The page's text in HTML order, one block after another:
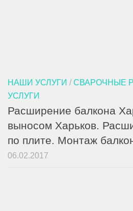
НАШИ УСЛУГИ / СВАРОЧНЫЕ
УСЛУГИ
Расширение балкона
выносом Харьков.
по плите. Монтаж
06.02.2017